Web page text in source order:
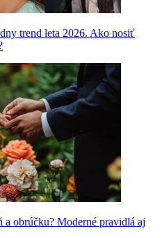
trend leta 2026. Ako nosiť
obrúčku? Moderné pravidlá aj